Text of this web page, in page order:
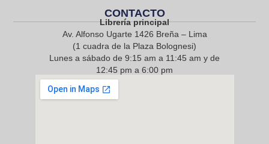
CONTACTO
Librería principal
Av. Alfonso Ugarte 1426 Breña – Lima
(1 cuadra de la Plaza Bolognesi)
Lunes a sábado de 9:15 am a 11:45 am y de
12:45 pm a 6:00 pm
968 217 912